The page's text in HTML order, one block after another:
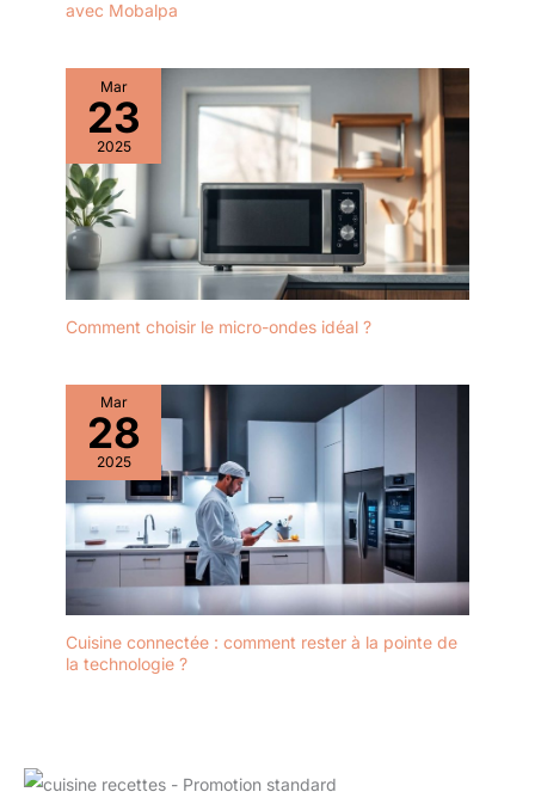
avec Mobalpa
Mar
23
2025
Comment choisir le micro-ondes idéal ?
Mar
28
2025
Cuisine connectée : comment rester à la pointe de
la technologie ?